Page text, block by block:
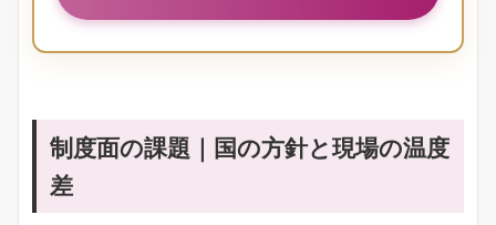
制度面の課題｜国の方針と現場の温度
差